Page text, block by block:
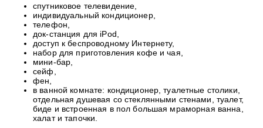
спутниковое телевидение,
индивидуальный кондиционер,
телефон,
док-станция для iPod,
доступ к беспроводному Интернету,
набор для приготовления кофе и чая,
мини-бар,
сейф,
фен,
в ванной комнате: кондиционер, туалетные столики,
отдельная душевая со стеклянными стенами, туалет,
биде и встроенная в пол большая мраморная ванна,
халат и тапочки.